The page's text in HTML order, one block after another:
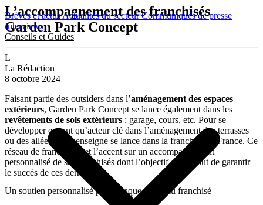
Brèves et actusActualités du secteurCommuniqués de presse
Interviews
Conseils et Guides
L’accompagnement des franchisés
Garden Park Concept
L
La Rédaction
8 octobre 2024
Faisant partie des outsiders dans l’aménagement des espaces
extérieurs, Garden Park Concept se lance également dans les
revêtements de sols extérieurs : garage, cours, etc. Pour se
développer en tant qu’acteur clé dans l’aménagement des terrasses
ou des allées, cette enseigne se lance dans la franchise en France. Ce
réseau de franchise met l’accent sur un accompagnement
personnalisé de ses franchisés dont l’objectif est surtout de garantir
le succès de ces derniers.
Un soutien personnalisé pour chaque nouveau franchisé